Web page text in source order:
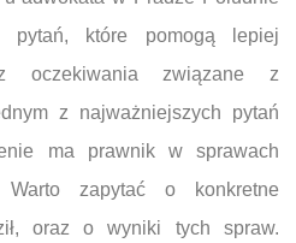
pytań, które pomogą lepiej
oczekiwania związane z
z najważniejszych pytań
ma prawnik w sprawach
zapytać o konkretne
oraz o wyniki tych spraw.